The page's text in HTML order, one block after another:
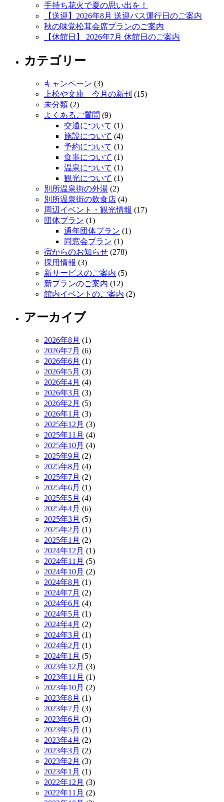
手持ち花火で夏の思い出を！
【送迎】2026年8月 送迎バス運行日のご案内
秋の味覚松茸会席プランのご案内
【休館日】 2026年7月 休館日のご案内
カテゴリー
キャンペーン (3)
上松や文庫 今月の新刊 (15)
未分類 (2)
よくあるご質問 (9)
交通について (1)
施設について (4)
予約について (1)
食事について (1)
温泉について (1)
観光について (1)
別所温泉街の外湯 (2)
別所温泉街の飲食店 (4)
周辺イベント・観光情報 (17)
団体プラン (1)
通年団体プラン (1)
同窓会プラン (1)
宿からのお知らせ (278)
採用情報 (3)
新サービスのご案内 (5)
新プランのご案内 (12)
館内イベントのご案内 (2)
アーカイブ
2026年8月 (1)
2026年7月 (6)
2026年6月 (1)
2026年5月 (3)
2026年4月 (4)
2026年3月 (3)
2026年2月 (5)
2026年1月 (3)
2025年12月 (3)
2025年11月 (4)
2025年10月 (4)
2025年9月 (2)
2025年8月 (4)
2025年7月 (2)
2025年6月 (1)
2025年5月 (4)
2025年4月 (6)
2025年3月 (5)
2025年2月 (1)
2025年1月 (2)
2024年12月 (1)
2024年11月 (5)
2024年10月 (2)
2024年8月 (1)
2024年7月 (2)
2024年6月 (4)
2024年5月 (1)
2024年4月 (2)
2024年3月 (1)
2024年2月 (1)
2024年1月 (5)
2023年12月 (3)
2023年11月 (1)
2023年10月 (2)
2023年8月 (1)
2023年7月 (3)
2023年6月 (3)
2023年5月 (1)
2023年4月 (2)
2023年3月 (2)
2023年2月 (3)
2023年1月 (1)
2022年12月 (3)
2022年11月 (2)